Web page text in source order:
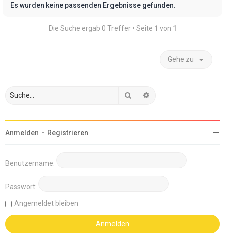
Es wurden keine passenden Ergebnisse gefunden.
Die Suche ergab 0 Treffer • Seite 1 von 1
Gehe zu
Suche
Anmelden • Registrieren
Benutzername:
Passwort:
Angemeldet bleiben